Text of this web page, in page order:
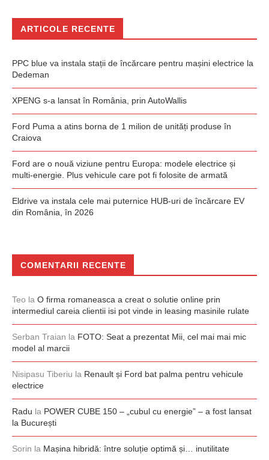
ARTICOLE RECENTE
PPC blue va instala stații de încărcare pentru mașini electrice la
Dedeman
XPENG s-a lansat în România, prin AutoWallis
Ford Puma a atins borna de 1 milion de unități produse în
Craiova
Ford are o nouă viziune pentru Europa: modele electrice și
multi-energie. Plus vehicule care pot fi folosite de armată
Eldrive va instala cele mai puternice HUB-uri de încărcare EV
din România, în 2026
COMENTARII RECENTE
Teo la O firma romaneasca a creat o solutie online prin
intermediul careia clientii isi pot vinde in leasing masinile rulate
Serban Traian la FOTO: Seat a prezentat Mii, cel mai mai mic
model al marcii
Nisipasu Tiberiu la Renault și Ford bat palma pentru vehicule
electrice
Radu la POWER CUBE 150 – „cubul cu energie” – a fost lansat
la București
Sorin la Mașina hibridă: între soluție optimă și… inutilitate